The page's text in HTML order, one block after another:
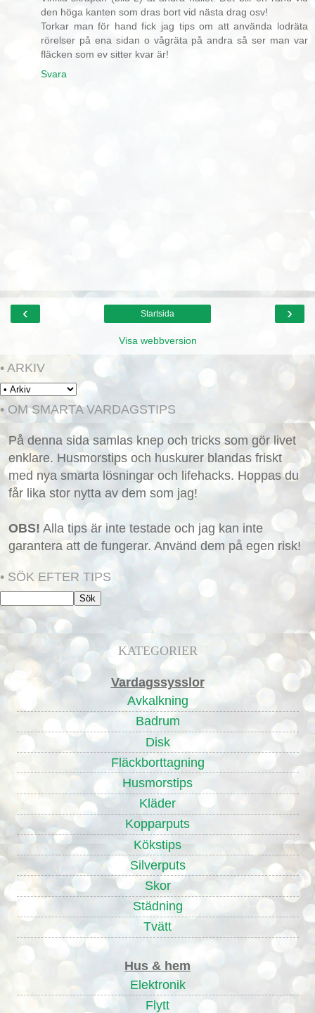
den höga kanten som dras bort vid nästa drag osv!
Torkar man för hand fick jag tips om att använda lodräta
rörelser på ena sidan o vågräta på andra så ser man var
fläcken som ev sitter kvar är!
Svara
‹ ›
Startsida
Visa webbversion
• ARKIV
• OM SMARTA VARDAGSTIPS
På denna sida samlas knep och tricks som gör livet
enklare. Husmorstips och huskurer blandas friskt
med nya smarta lösningar och lifehacks. Hoppas du
får lika stor nytta av dem som jag!
OBS! Alla tips är inte testade och jag kan inte
garantera att de fungerar. Använd dem på egen risk!
• SÖK EFTER TIPS
KATEGORIER
Vardagssysslor
Avkalkning
Badrum
Disk
Fläckborttagning
Husmorstips
Kläder
Kopparputs
Kökstips
Silverputs
Skor
Städning
Tvätt
Hus & hem
Elektronik
Flytt